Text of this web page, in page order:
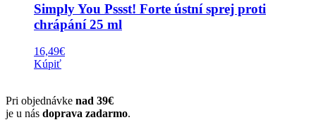
Simply You Pssst! Forte ústní sprej proti
chrápání 25 ml
16,49€
Kúpiť
Pri objednávke nad 39€
je u nás doprava zadarmo.